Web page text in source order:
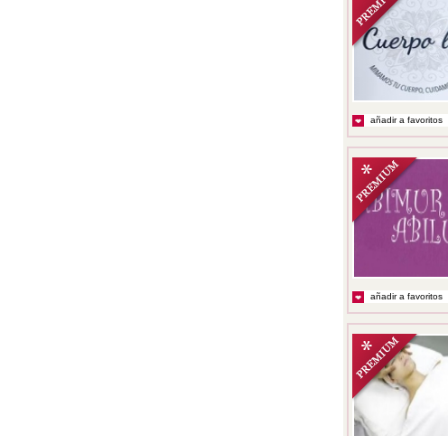
añadir a favoritos
añadir a favoritos